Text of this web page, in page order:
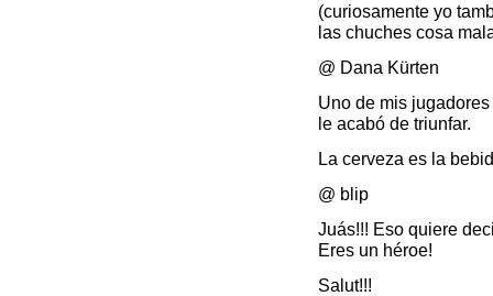
(curiosamente yo
las chuches cosa
@ Dana Kürten
Uno de mis
le acabó de triunfar.
La cerveza es la
@ blip
Juás!!! Eso quiere
Eres un héroe!
Salut!!!